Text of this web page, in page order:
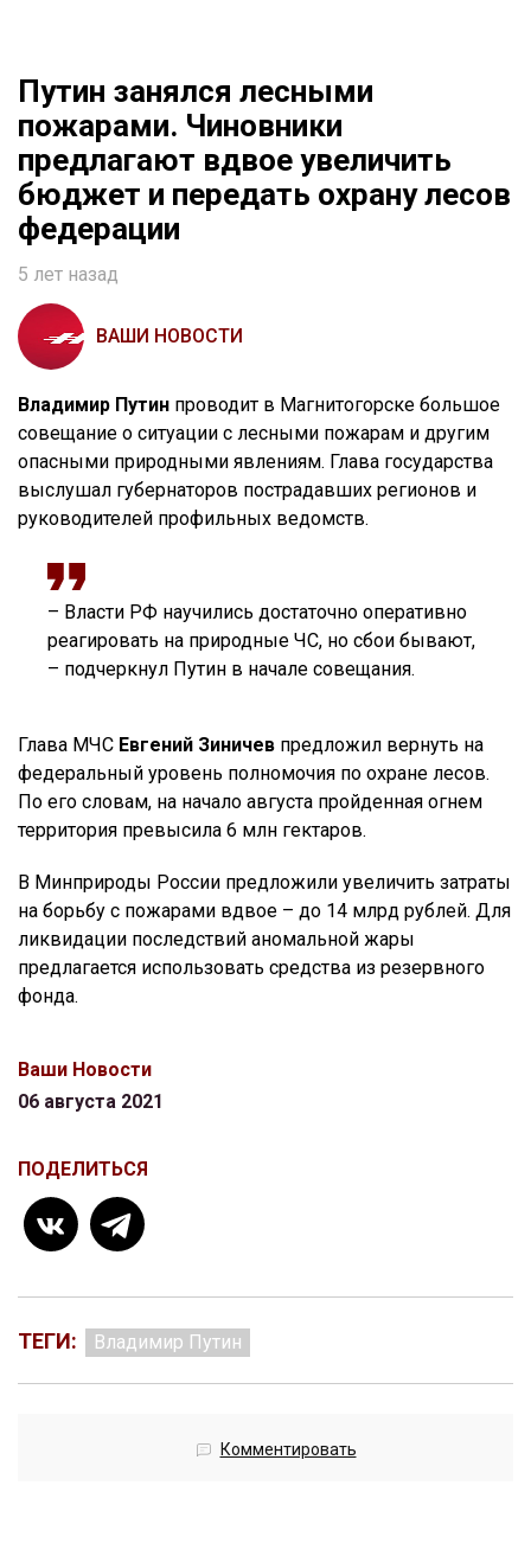
Путин занялся лесными
пожарами. Чиновники
предлагают вдвое увеличить
бюджет и передать охрану лесов
федерации
5 лет назад
ВАШИ НОВОСТИ
Владимир Путин проводит в Магнитогорске большое
совещание о ситуации с лесными пожарам и другим
опасными природными явлениям. Глава государства
выслушал губернаторов пострадавших регионов и
руководителей профильных ведомств.
– Власти РФ научились достаточно оперативно
реагировать на природные ЧС, но сбои бывают,
– подчеркнул Путин в начале совещания.
Глава МЧС Евгений Зиничев предложил вернуть на
федеральный уровень полномочия по охране лесов.
По его словам, на начало августа пройденная огнем
территория превысила 6 млн гектаров.
В Минприроды России предложили увеличить затраты
на борьбу с пожарами вдвое – до 14 млрд рублей. Для
ликвидации последствий аномальной жары
предлагается использовать средства из резервного
фонда.
Ваши Новости
06 августа 2021
ПОДЕЛИТЬСЯ
ТЕГИ: Владимир Путин
Комментировать